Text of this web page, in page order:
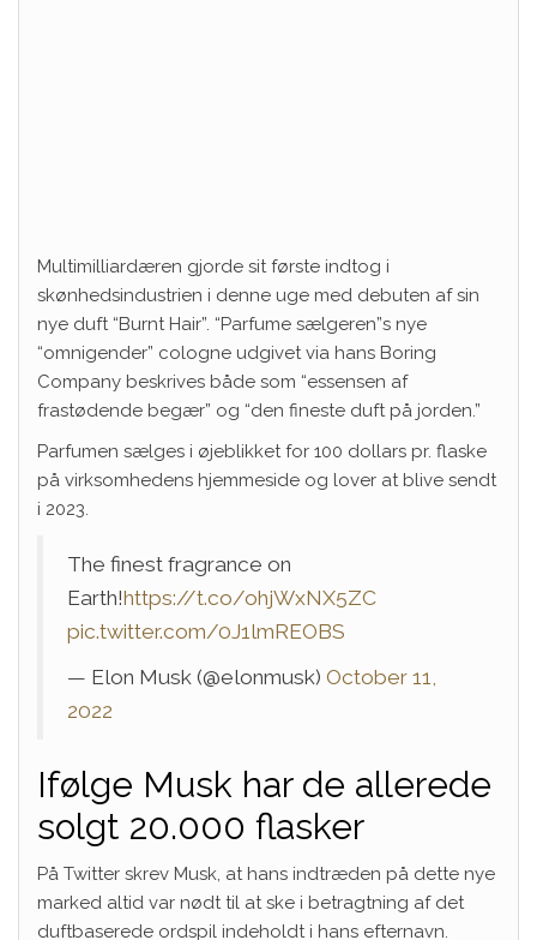
Multimilliardæren gjorde sit første indtog i
skønhedsindustrien i denne uge med debuten af ​​sin
nye duft “Burnt Hair”. “Parfume sælgeren”s nye
“omnigender” cologne udgivet via hans Boring
Company beskrives både som “essensen af ​​
frastødende begær” og “den fineste duft på jorden.”
Parfumen sælges i øjeblikket for 100 dollars pr. flaske
på virksomhedens hjemmeside og lover at blive sendt
i 2023.
The finest fragrance on
Earth!https://t.co/ohjWxNX5ZC
pic.twitter.com/0J1lmREOBS
— Elon Musk (@elonmusk) October 11,
2022
Ifølge Musk har de allerede
solgt 20.000 flasker
På Twitter skrev Musk, at hans indtræden på dette nye
marked altid var nødt til at ske i betragtning af det
duftbaserede ordspil indeholdt i hans efternavn.